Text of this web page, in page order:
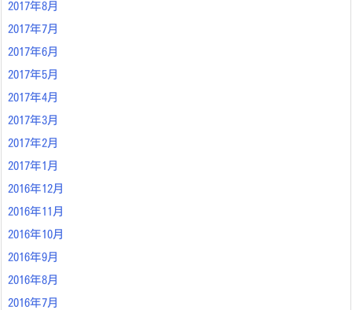
2017年8月
2017年7月
2017年6月
2017年5月
2017年4月
2017年3月
2017年2月
2017年1月
2016年12月
2016年11月
2016年10月
2016年9月
2016年8月
2016年7月